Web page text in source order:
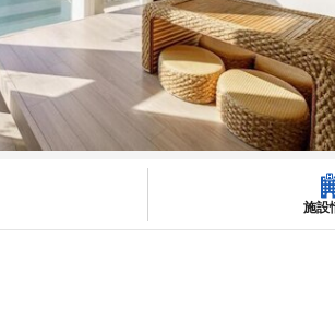
施設